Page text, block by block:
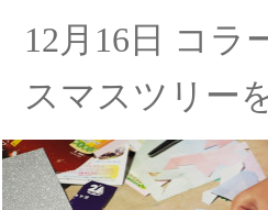
12月16日 コラ
スマスツリー